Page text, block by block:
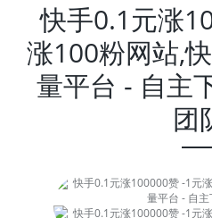
快手0.1元涨
涨100粉网站,
量平台 - 自主
团